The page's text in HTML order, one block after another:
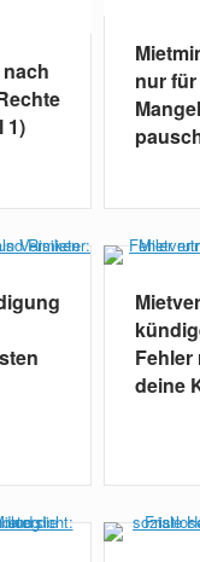
1)
nur
Fehler
deine